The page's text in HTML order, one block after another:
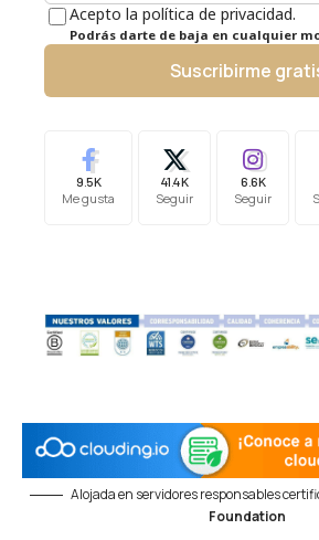
Acepto la política de privacidad.
Podrás darte de baja en cualquier
Suscribirme
9.5K
Me gusta
41.4K
Seguir
6.6K
Seguir
Alojada en servidores responsables
Foundation